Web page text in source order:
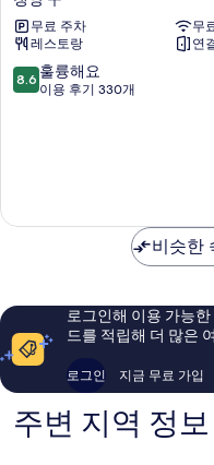
기인
츠
바
이
쉐
양
무료 주차
무
레스토랑
연
10
점
륭
용
기
330
8.6 훌륭해요
이용 후기 330개
비슷한
로그인해 이용 가능
드를 적립해 더 많은
로그인 지금 무료 가입
주변 지역 정보